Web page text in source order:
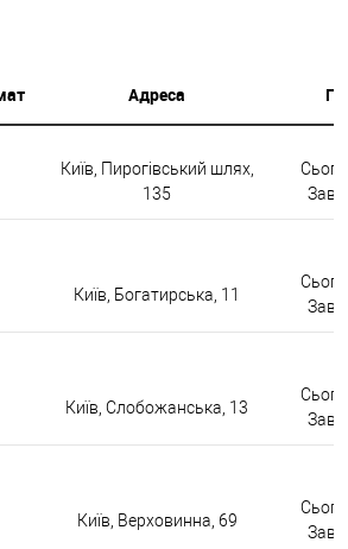
Адреса
Київ, Пирогівський шлях,
135
Київ, Богатирська, 11
Київ, Слобожанська, 13
Київ, Верховинна, 69